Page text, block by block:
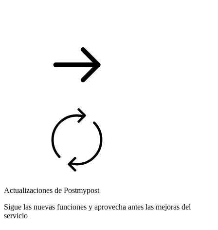
Actualizaciones de Postmypost
Sigue las nuevas funciones y aprovecha antes las mejoras del
servicio